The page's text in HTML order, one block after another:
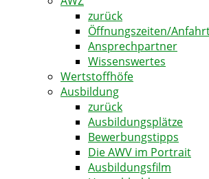
zurück
Öffnungszeiten/
Ansprechpartner
Wissenswertes
Wertstoffhöfe
Ausbildung
zurück
Ausbildungsplätze
Bewerbungstipps
Die AWV im Portrait
Ausbildungsfilm